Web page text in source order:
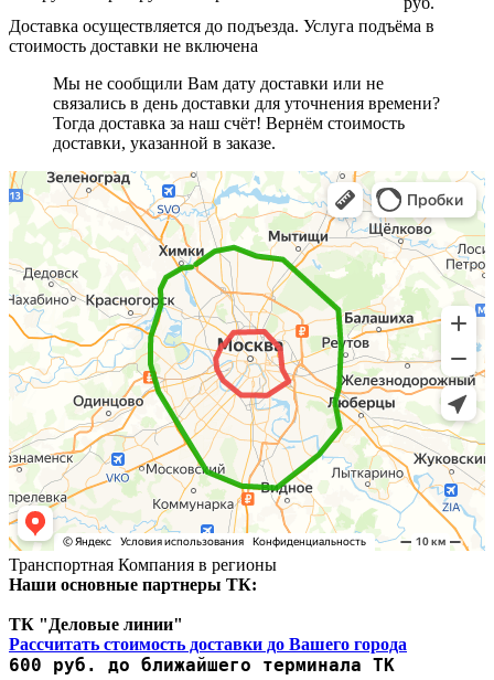
Доставка осуществляется до подъезда. Услуга подъёма в
стоимость доставки не включена
Мы не сообщили Вам дату доставки или не
связались в день доставки для уточнения времени?
Тогда доставка за наш счёт! Вернём стоимость
доставки, указанной в заказе.
Транспортная Компания в регионы
Наши основные партнеры ТК:
ТК "Деловые линии"
Рассчитать стоимость доставки до Вашего города
600 руб. до ближайшего терминала ТК